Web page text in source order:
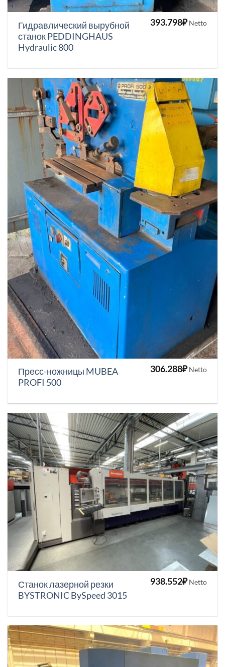
Гидравлический вырубной
станок PEDDINGHAUS
Hydraulic 800
393.798₽ Netto
Пресс-ножницы MUBEA
PROFI 500
306.288₽ Netto
Станок лазерной резки
BYSTRONIC BySpeed 3015
938.552₽ Netto